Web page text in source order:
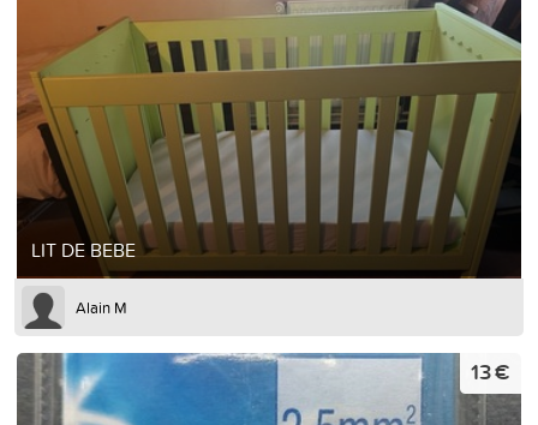
LIT DE BEBE
Alain M
13 €